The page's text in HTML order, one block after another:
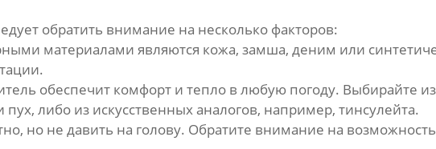
обратить внимание на несколько факторов:
материалами являются кожа, замша, деним или
обеспечит комфорт и тепло в любую погоду. Выбирайте
либо из искусственных аналогов, например, тинсулейта.
но не давить на голову. Обратите внимание на